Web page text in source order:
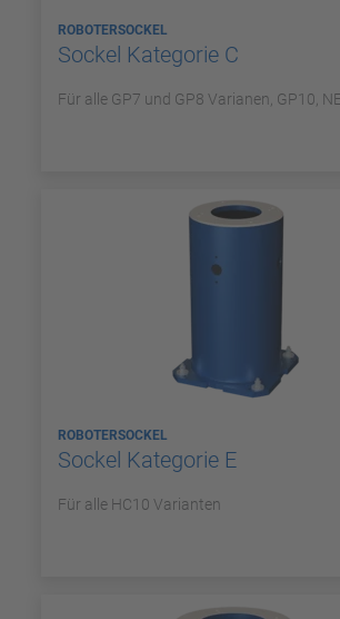
ROBOTERSOCKEL
Sockel Kategorie C
Für alle GP7 und GP8 Varianen, GP10,
ROBOTERSOCKEL
Sockel Kategorie E
Für alle HC10 Varianten